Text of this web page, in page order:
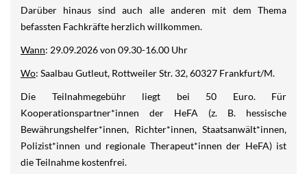
Darüber hinaus sind auch alle anderen mit dem Thema
befassten Fachkräfte herzlich willkommen.
Wann: 29.09.2026 von 09.30-16.00 Uhr
Wo: Saalbau Gutleut, Rottweiler Str. 32, 60327 Frankfurt/M.
Die Teilnahmegebühr liegt bei 50 Euro. Für
Kooperationspartner*innen der HeFA (z. B. hessische
Bewährungshelfer*innen, Richter*innen, Staatsanwält*innen,
Polizist*innen und regionale Therapeut*innen der HeFA) ist
die Teilnahme kostenfrei.